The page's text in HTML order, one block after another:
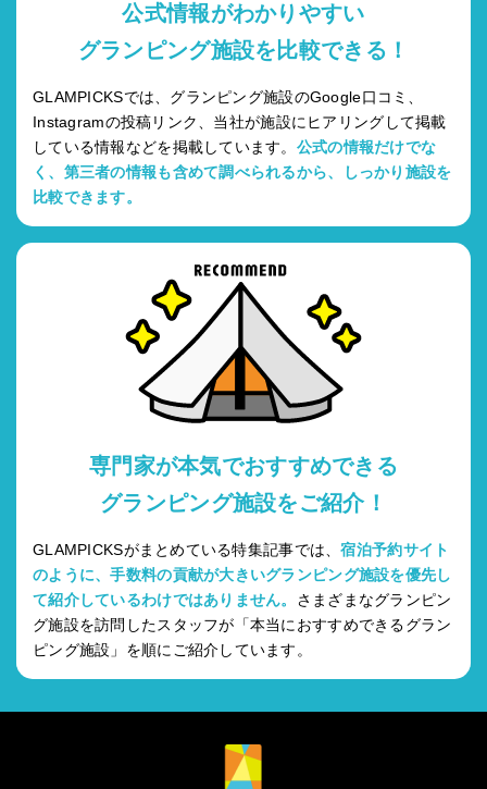
公式情報がわかりやすい
グランピング施設を比較できる！
GLAMPICKSでは、グランピング施設のGoogle口コミ、
Instagramの投稿リンク、当社が施設にヒアリングして掲載
している情報などを掲載しています。 公式の情報だけでな
く、第三者の情報も含めて調べられるから、しっかり施設を
比較できます。
専門家が本気でおすすめできる
グランピング施設をご紹介！
GLAMPICKSがまとめている特集記事では、宿泊予約サイト
のように、手数料の貢献が大きいグランピング施設を優先し
て紹介しているわけではありません。 さまざまなグランピン
グ施設を訪問したスタッフが「本当におすすめできるグラン
ピング施設」を順にご紹介しています。